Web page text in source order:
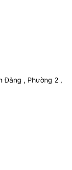
Đằng , Phường 2 ,